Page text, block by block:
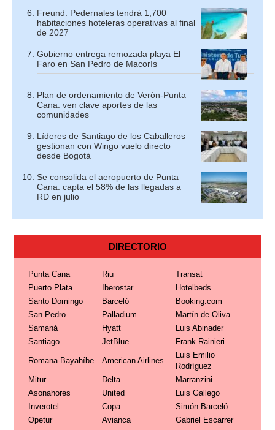
Freund: Pedernales tendrá 1,700
habitaciones hoteleras operativas al final
de 2027
Gobierno entrega remozada playa El
Faro en San Pedro de Macorís
Plan de ordenamiento de Verón-Punta
Cana: ven clave aportes de las
comunidades
Líderes de Santiago de los Caballeros
gestionan con Wingo vuelo directo
desde Bogotá
Se consolida el aeropuerto de Punta
Cana: capta el 58% de las llegadas a
RD en julio
DIRECTORIO
Punta Cana Riu
Transat
Puerto Plata
Iberostar
Hotelbeds
Santo Domingo
Barceló
Booking.com
San Pedro
Palladium
Martín de Oliva
Samaná
Hyatt
Luis Abinader
Santiago
JetBlue Frank Rainieri
Romana-Bayahíbe American Airlines
Luis Emilio
Rodríguez
Mitur
Delta
Marranzini
Asonahores
United
Luis Gallego
Inverotel
Copa
Simón Barceló
Opetur
Avianca
Gabriel Escarrer